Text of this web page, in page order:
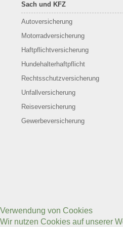
Sach und KFZ
Autoversicherung
Motorradversicherung
Haftpflichtversicherung
Hundehalterhaftpflicht
Rechtsschutzversicherung
Unfallversicherung
Reiseversicherung
Gewerbeversicherung
Verwendung von Cookies
Wir nutzen Cookies auf unserer